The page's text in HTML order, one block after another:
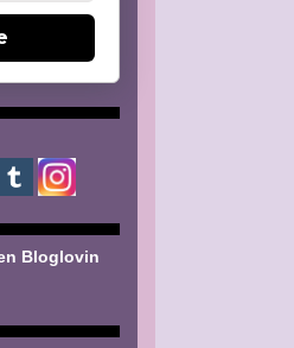
Bloglovin